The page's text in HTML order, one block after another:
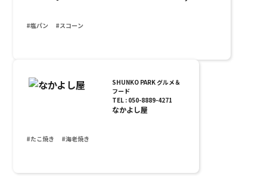
#塩パン #スコーン
SHUNKO PARK グルメ＆
フード
TEL : 050-8889-4271
なかよし屋
#たこ焼き #海老焼き